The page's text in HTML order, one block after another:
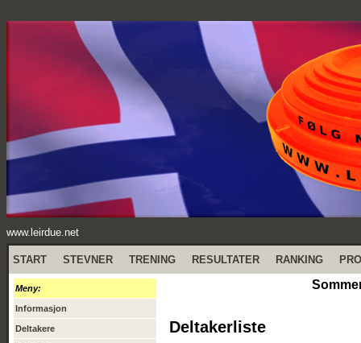
www.leirdue.net
START STEVNER TRENING RESULTATER RANKING
Meny:
Informasjon
Deltakere Deltakerliste